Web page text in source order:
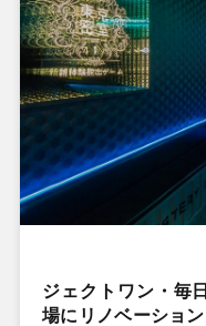
ジェクトワン・毎
場にリノベーション